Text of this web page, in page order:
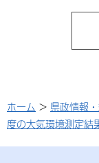
ホーム > 県政情報
度の大気環境測定結